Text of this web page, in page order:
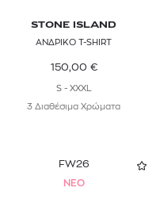
STONE ISLAND
ΑΝΔΡΙΚΟ T-SHIRT
150,00 €
S - XXXL
3 Διαθέσιμα Χρώματα
FW26
NEO